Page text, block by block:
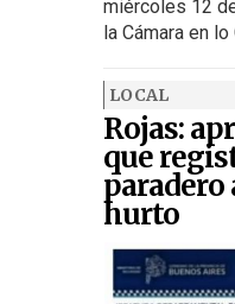
miércoles 12
la Cámara en
LOCAL
Rojas:
que
paradero
hurto